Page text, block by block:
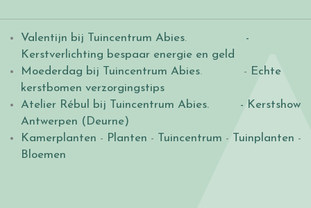
Valentijn bij Tuincentrum Abies.
-
Kerstverlichting bespaar energie en geld
Moederdag bij Tuincentrum Abies. - Echte
kerstbomen verzorgingstips
Atelier Rébul bij Tuincentrum Abies.
- Kerstshow
Antwerpen (Deurne)
Kamerplanten - Planten - Tuincentrum - Tuinplanten -
Bloemen